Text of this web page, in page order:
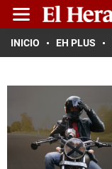
INICIO EH PLUS